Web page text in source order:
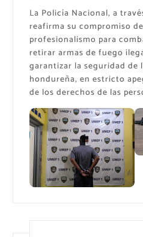
La Policía Nacional, a
reafirma su compromiso
profesionalismo para
retirar armas de fuego
garantizar la seguridad de
hondureña, en estricto
de los derechos de las